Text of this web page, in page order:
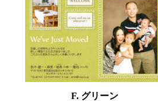
F. グリーン